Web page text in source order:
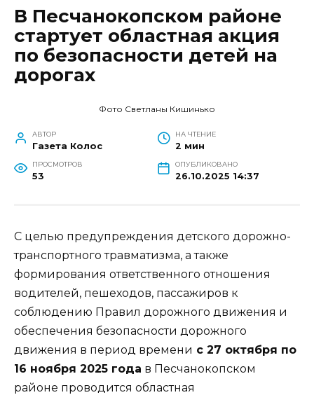
В Песчанокопском районе
стартует областная акция
по безопасности детей на
дорогах
Фото Светланы Кишинько
АВТОР
Газета Колос
НА ЧТЕНИЕ
2 мин
ПРОСМОТРОВ
53
ОПУБЛИКОВАНО
26.10.2025 14:37
С целью предупреждения детского дорожно-
транспортного травматизма, а также
формирования ответственного отношения
водителей, пешеходов, пассажиров к
соблюдению Правил дорожного движения и
обеспечения безопасности дорожного
движения в период времени с 27 октября по
16 ноября 2025 года в Песчанокопском
районе проводится областная